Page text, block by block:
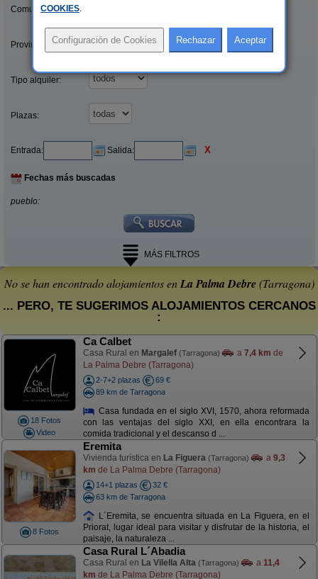
Comunidades:
Provincias/Islas:
Tipo alquiler:
Plazas:
Entrada: Salida: X
Fechas más buscadas
pueblo:
MÁS FILTROS
No se han encontrado alojamientos enLa Palma Debre(Tarragona)
... PERO, TE SUGERIMOS ALOJAMIENTOS CERCANOS
:
18 Fotos
Video
Ca Calbet
Casa Rural en Margalef (Tarragona) a 7,4 km de
La Palma Debre (Tarragona)
2-7+2 plazas
69 €
89 km de Tarragona
Casa fundada en el siglo XVI, 1570, ahora reformada
con las ventajas del siglo XXI, en ella encontrara la
comida tradicional y el descanso d ...
8 Fotos
Eremita
Vivienda turística en La Figuera (Tarragona) a 9,3
km de La Palma Debre (Tarragona)
14+1 plazas
32 €
63 km de Tarragona
L´Eremita, se encuentra situada en La Figuera, en el
Priorat, lugar ideal para visitar y disfrutar de la historia, el
paisaje, la naturaleza ...
Casa Rural L´Abadia
Casa Rural en La Vilella Alta (Tarragona) a 11,4
km de La Palma Debre (Tarragona)
COOKIES.